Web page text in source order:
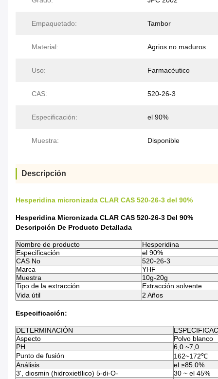
Empaquetado: Tambor
Material: Agrios no maduros
Uso: Farmacéutico
CAS: 520-26-3
Especificación: el 90%
Muestra: Disponible
Descripción
Hesperidina micronizada CLAR CAS 520-26-3 del 90%
Hesperidina Micronizada CLAR CAS 520-26-3 Del 90%
Descripción De Producto Detallada
Nombre de producto
Hesperidina
Especificación
el 90%
CAS No
520-26-3
Marca
YHF
Muestra
10g-20g
Tipo de la extracción
Extracción solvente
Vida útil
2 Años
Especificación:
DETERMINACIÓN
Aspecto
Polvo blanco
PH
6,0 ~7,0
Punto de fusión
162~172℃
Análisis
el ≥85.0%
3', diosmin (hidroxietílico) 5-di-O-
30 ~ el 45%